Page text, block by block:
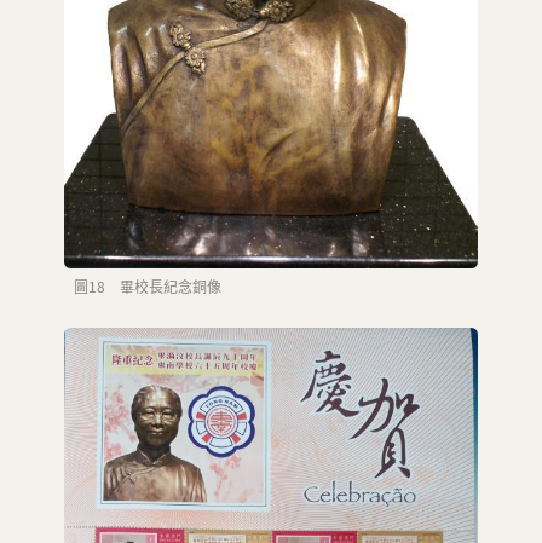
圖18 畢校長紀念銅像